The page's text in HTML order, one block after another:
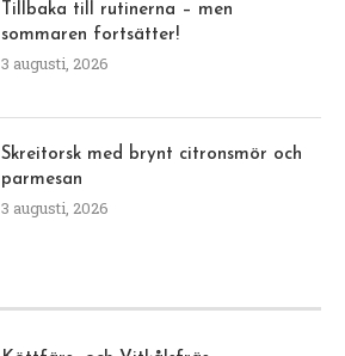
Tillbaka till rutinerna – men
sommaren fortsätter!
3 augusti, 2026
Skreitorsk med brynt citronsmör och
parmesan
3 augusti, 2026